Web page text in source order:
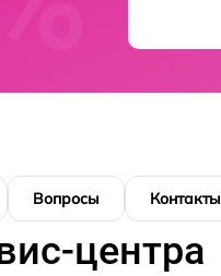
Вопросы Контакты
центра